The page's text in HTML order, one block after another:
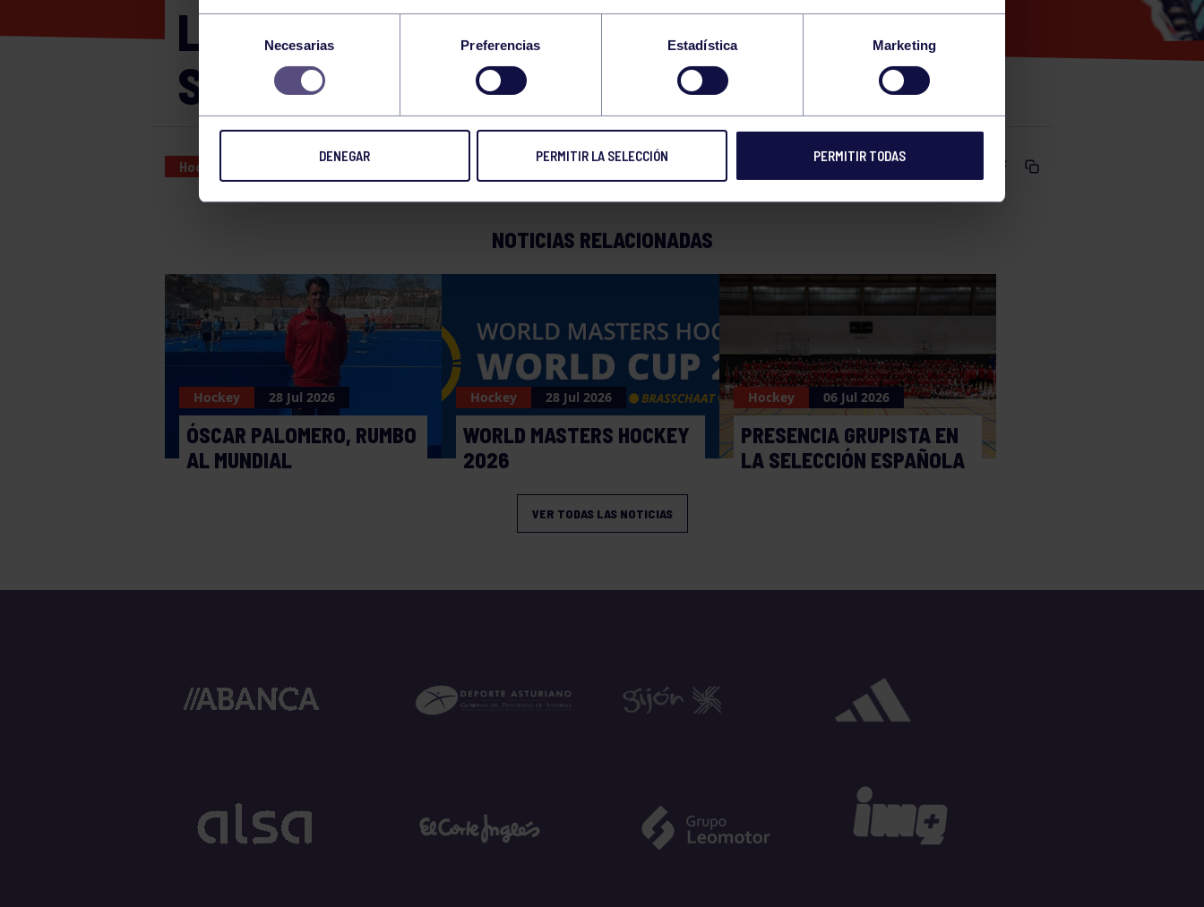
de
consentimiento
Necesarias Preferencias Estadística Marketing
DENEGAR PERMITIR LA SELECCIÓN PERMITIR TODAS
LIGA NORTE MAMIS: RS TENIS1906 –
SARDINERO
Hockey 13 JAN 2024 Comparte
NOTICIAS RELACIONADAS
Hockey 28 Jul 2026
ÓSCAR PALOMERO, RUMBO
AL MUNDIAL
Hockey 28 Jul 2026
WORLD MASTERS HOCKEY
2026
Hockey 06 Jul 2026
PRESENCIA GRUPISTA EN
LA SELECCIÓN ESPAÑOLA
VER TODAS LAS NOTICIAS